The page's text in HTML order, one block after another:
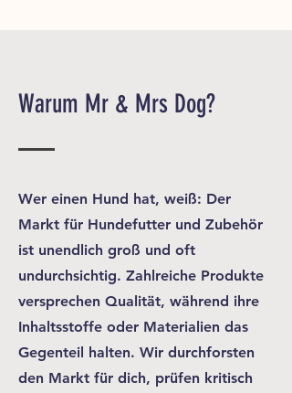
Warum Mr & Mrs Dog?
Wer einen Hund hat, weiß: Der
Markt für Hundefutter und Zubehör
ist unendlich groß und oft
undurchsichtig. Zahlreiche Produkte
versprechen Qualität, während ihre
Inhaltsstoffe oder Materialien das
Gegenteil halten. Wir durchforsten
den Markt für dich, prüfen kritisch